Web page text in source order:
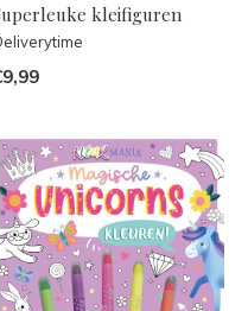
kleifiguren